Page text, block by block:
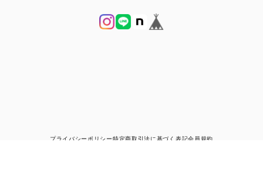
プライバシーポリシー特定商取引法に基づく表記会員規約